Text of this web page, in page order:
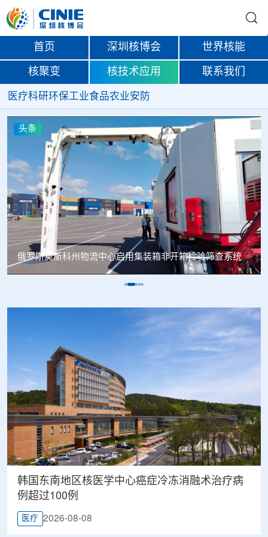
首页 深圳核博会 世界核能
核聚变 核技术应用 联系我们
医疗科研环保工业食品农业安防
头条
俄罗斯莫斯科州物流中心启用集装箱非开箱检验筛查系统
韩国东南地区核医学中心癌症冷冻消融术治疗病
例超过100例
医疗 2026-08-08